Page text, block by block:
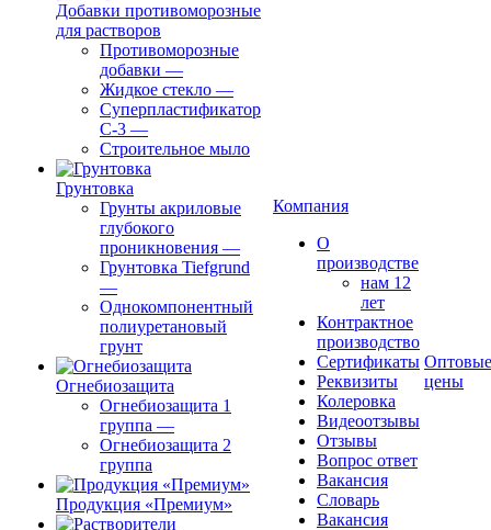
Добавки противоморозные
для растворов
Противоморозные
добавки —
Жидкое стекло —
Суперпластификатор
С-3 —
Строительное мыло
Грунтовка
Грунты акриловые
глубокого
проникновения —
Грунтовка Tiefgrund
—
Однокомпонентный
полиуретановый
грунт
Огнебиозащита
Огнебиозащита 1
группа —
Огнебиозащита 2
группа
Продукция «Премиум»
Компания
О
производстве
нам 12
лет
Контрактное
производство
Сертификаты
Реквизиты
Колеровка
Видеоотзывы
Отзывы
Вопрос ответ
Вакансия
Словарь
Вакансия
Оптовые
цены